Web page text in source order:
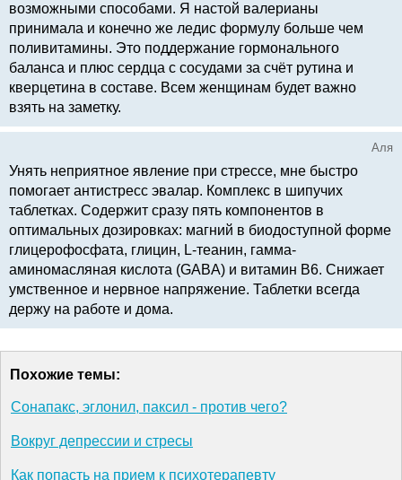
возможными способами. Я настой валерианы
принимала и конечно же ледис формулу больше чем
поливитамины. Это поддержание гормонального
баланса и плюс сердца с сосудами за счёт рутина и
кверцетина в составе. Всем женщинам будет важно
взять на заметку.
Аля
Унять неприятное явление при стрессе, мне быстро
помогает антистресс эвалар. Комплекс в шипучих
таблетках. Содержит сразу пять компонентов в
оптимальных дозировках: магний в биодоступной форме
глицерофосфата, глицин, L-теанин, гамма-
аминомасляная кислота (GABA) и витамин В6. Снижает
умственное и нервное напряжение. Таблетки всегда
держу на работе и дома.
Похожие темы:
Сонапакс, эглонил, паксил - против чего?
Вокруг депрессии и стресы
Как попасть на прием к психотерапевту